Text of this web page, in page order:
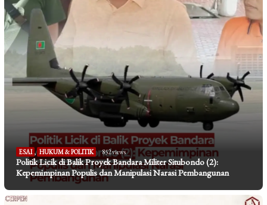
ESAI , HUKUM & POLITIK 852 views
Politik Licik di Balik Proyek Bandara Militer Situbondo (2):
Kepemimpinan Populis dan Manipulasi Narasi Pembangunan